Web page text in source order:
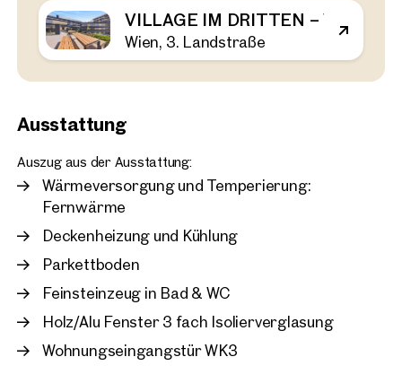
VILLAGE IM DRITTEN – VIEW
Wien, 3. Landstraße
Ausstattung
Auszug aus der Ausstattung:
Wärmeversorgung und Temperierung:
Fernwärme
Deckenheizung und Kühlung
Parkettboden
Feinsteinzeug in Bad & WC
Holz/Alu Fenster 3 fach Isolierverglasung
Wohnungseingangstür WK3
Wien, 3. Landstraße
Erstbezug im Village, 2
Balkon zur Miete im